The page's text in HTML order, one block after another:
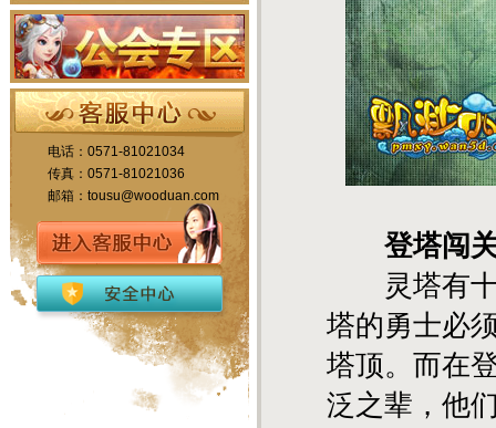
登塔闯
灵塔有十
塔的勇士必
塔顶。而在
泛之辈，他
电话：0571-81021034
传真：0571-81021036
邮箱：tousu@wooduan.com